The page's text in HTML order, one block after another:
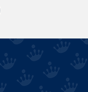
Youtube